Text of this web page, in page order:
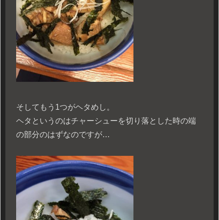
そしてもう1つがヘタめし。
ヘタというのはチャーシューを切り落とした時の端
の部分のはずなのですが…